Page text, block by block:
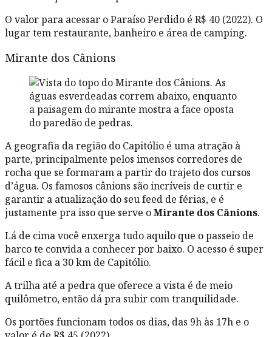
O valor para acessar o Paraíso Perdido é R$ 40 (2022). O
lugar tem restaurante, banheiro e área de camping.
Mirante dos Cânions
A geografia da região do Capitólio é uma atração à
parte, principalmente pelos imensos corredores de
rocha que se formaram a partir do trajeto dos cursos
d’água. Os famosos cânions são incríveis de curtir e
garantir a atualização do seu feed de férias, e é
justamente pra isso que serve oMirante dos Cânions.
Lá de cima você enxerga tudo aquilo que o passeio de
barco te convida a conhecer por baixo. O acesso é super
fácil e fica a 30 km de Capitólio.
A trilha até a pedra que oferece a vista é de meio
quilômetro, então dá pra subir com tranquilidade.
Os portões funcionam todos os dias, das 9h às 17h e o